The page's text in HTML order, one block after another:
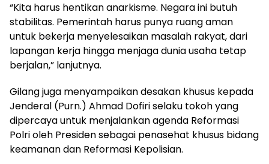
“Kita harus hentikan anarkisme. Negara ini butuh
stabilitas. Pemerintah harus punya ruang aman
untuk bekerja menyelesaikan masalah rakyat, dari
lapangan kerja hingga menjaga dunia usaha tetap
berjalan,” lanjutnya.
Gilang juga menyampaikan desakan khusus kepada
Jenderal (Purn.) Ahmad Dofiri selaku tokoh yang
dipercaya untuk menjalankan agenda Reformasi
Polri oleh Presiden sebagai penasehat khusus bidang
keamanan dan Reformasi Kepolisian.